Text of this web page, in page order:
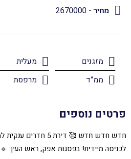
מחיר - 2670000
מזגנים מעלית
ממ”ד
מרפסת
פרטים נוספים
לכניסה מיידית! בפסגות אפק, ראש העין: